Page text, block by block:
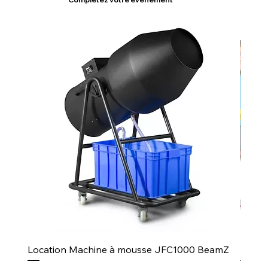
Location Machine à mousse JFC1000 BeamZ